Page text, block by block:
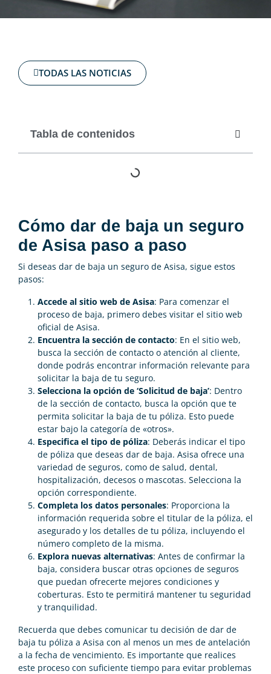
Cómo dar de baja un seguro
de Asisa paso a paso
Si deseas dar de baja un seguro de Asisa, sigue estos
pasos:
Accede al sitio web de Asisa: Para comenzar el
proceso de baja, primero debes visitar el sitio web
oficial de Asisa.
Encuentra la sección de contacto: En el sitio web,
busca la sección de contacto o atención al cliente,
donde podrás encontrar información relevante para
solicitar la baja de tu seguro.
Selecciona la opción de ‘Solicitud de baja’: Dentro
de la sección de contacto, busca la opción que te
permita solicitar la baja de tu póliza. Esto puede
estar bajo la categoría de «otros».
Especifica el tipo de póliza: Deberás indicar el tipo
de póliza que deseas dar de baja. Asisa ofrece una
variedad de seguros, como de salud, dental,
hospitalización, decesos o mascotas. Selecciona la
opción correspondiente.
Completa los datos personales: Proporciona la
información requerida sobre el titular de la póliza, el
asegurado y los detalles de tu póliza, incluyendo el
número completo de la misma.
Explora nuevas alternativas: Antes de confirmar la
baja, considera buscar otras opciones de seguros
que puedan ofrecerte mejores condiciones y
coberturas. Esto te permitirá mantener tu seguridad
y tranquilidad.
Recuerda que debes comunicar tu decisión de dar de
baja tu póliza a Asisa con al menos un mes de antelación
a la fecha de vencimiento. Es importante que realices
este proceso con suficiente tiempo para evitar problemas
TODAS LAS NOTICIAS
Tabla de contenidos